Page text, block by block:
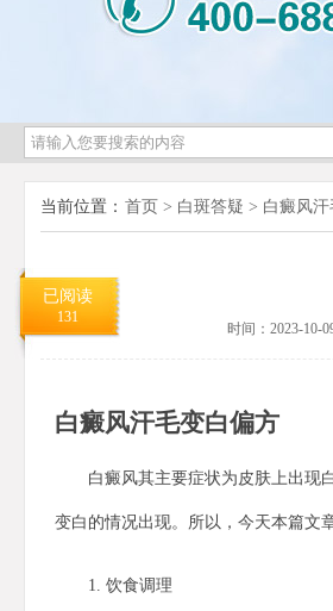
当前位置： 首页 > 白斑答疑 > 白癜风
已阅读
131
时间：2023-10-
白癜风汗毛变白偏方
白癜风其主要症状为皮肤上出现白
变白的情况出现。所以，今天本篇文
1. 饮食调理